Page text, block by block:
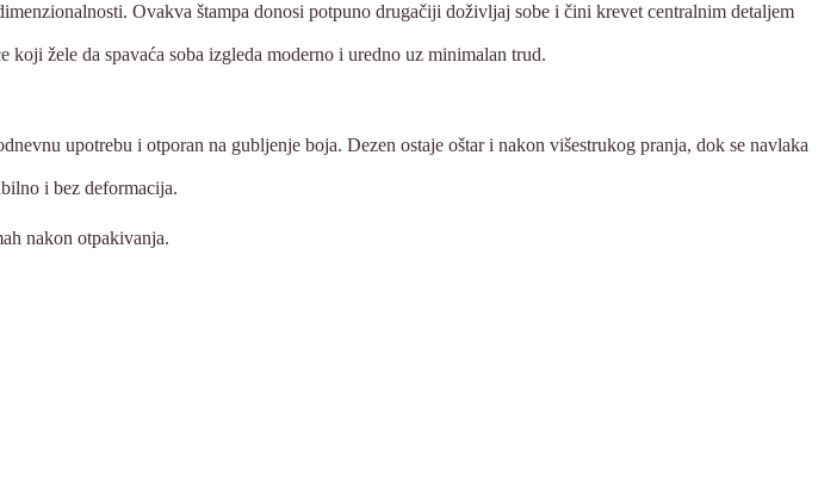
Ovakva štampa donosi potpuno drugačiji doživljaj sobe i čini krevet centralnim detaljem
žele da spavaća soba izgleda moderno i uredno uz minimalan trud.
upotrebu i otporan na gubljenje boja. Dezen ostaje oštar i nakon višestrukog pranja, dok se navlaka
i bez deformacija.
nakon otpakivanja.